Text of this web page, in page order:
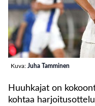
Kuva: Juha Tamminen
Huuhkajat on
kohtaa